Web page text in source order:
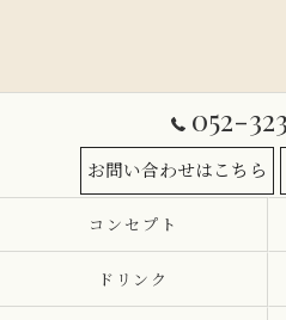
052-
お問い合わせはこちら
コンセプト
ドリンク